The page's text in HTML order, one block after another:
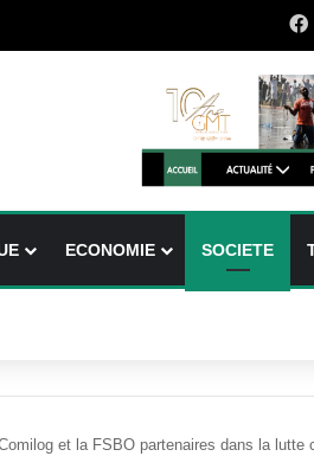
ECONOMIE SOCIETE
et la FSBO partenaires dans la lutte